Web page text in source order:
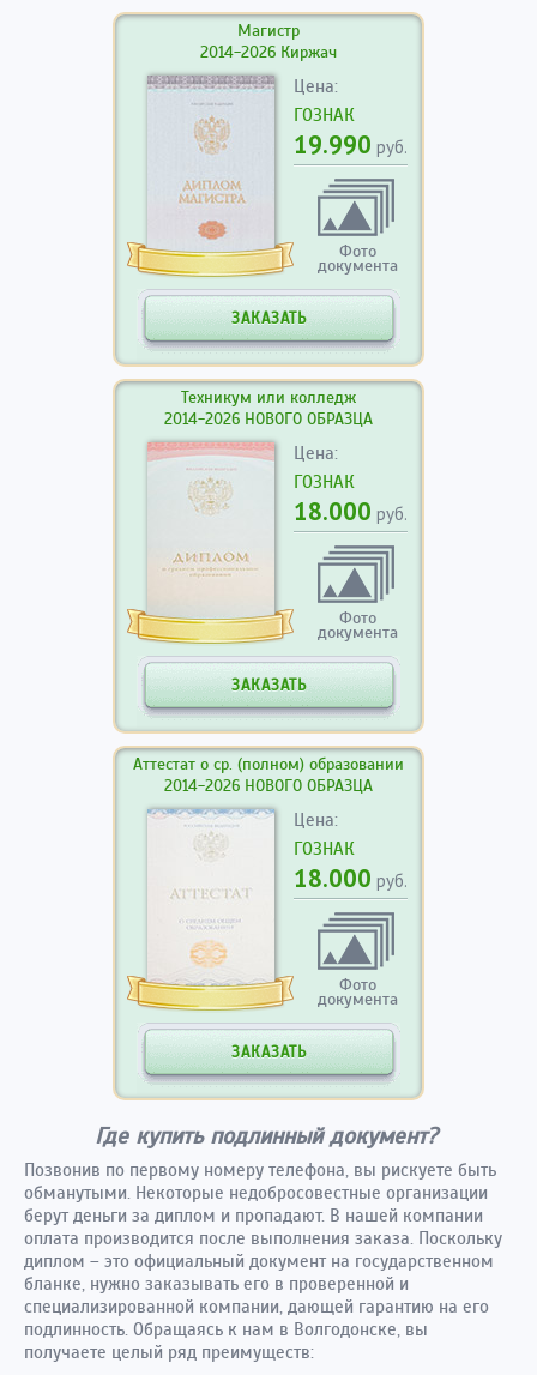
Магистр
2014-2026 Киржач
Цена:
ГОЗНАК
19.990 руб.
Фото
документа
ЗАКАЗАТЬ
Техникум или колледж
2014-2026 НОВОГО ОБРАЗЦА
Цена:
ГОЗНАК
18.000 руб.
Фото
документа
ЗАКАЗАТЬ
Аттестат о ср. (полном) образовании
2014-2026 НОВОГО ОБРАЗЦА
Цена:
ГОЗНАК
18.000 руб.
Фото
документа
ЗАКАЗАТЬ
Где купить подлинный документ?
Позвонив по первому номеру телефона, вы рискуете быть
обманутыми. Некоторые недобросовестные организации
берут деньги за диплом и пропадают. В нашей компании
оплата производится после выполнения заказа. Поскольку
диплом – это официальный документ на государственном
бланке, нужно заказывать его в проверенной и
специализированной компании, дающей гарантию на его
подлинность. Обращаясь к нам в Волгодонске, вы
получаете целый ряд преимуществ: